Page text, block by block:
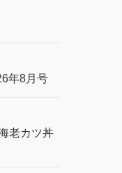
年8月号
老カツ丼